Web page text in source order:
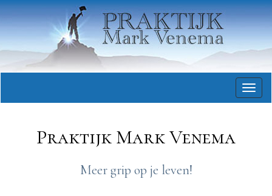
896
Praktijk Mark Venema
Meer grip op je leven!